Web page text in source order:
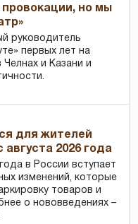
но мы
руководитель
первых лет на
и Казани и
для жителей
августа 2026 года
в России вступает
изменений, которые
товаров и
о нововведениях –